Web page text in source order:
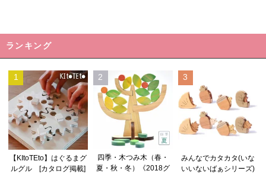
ランキング
1
【KItoTEto】はぐるまグ
ルグル [カタログ掲載]
2
四季・木つみ木（春・
夏・秋・冬）《2018グ
3
みんなでカタカタ(いな
いいないばぁシリーズ)